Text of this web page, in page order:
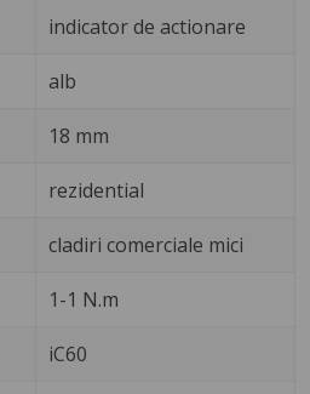
indicator de actionare
alb
18 mm
rezidential
cladiri comerciale mici
1-1 N.m
iC60